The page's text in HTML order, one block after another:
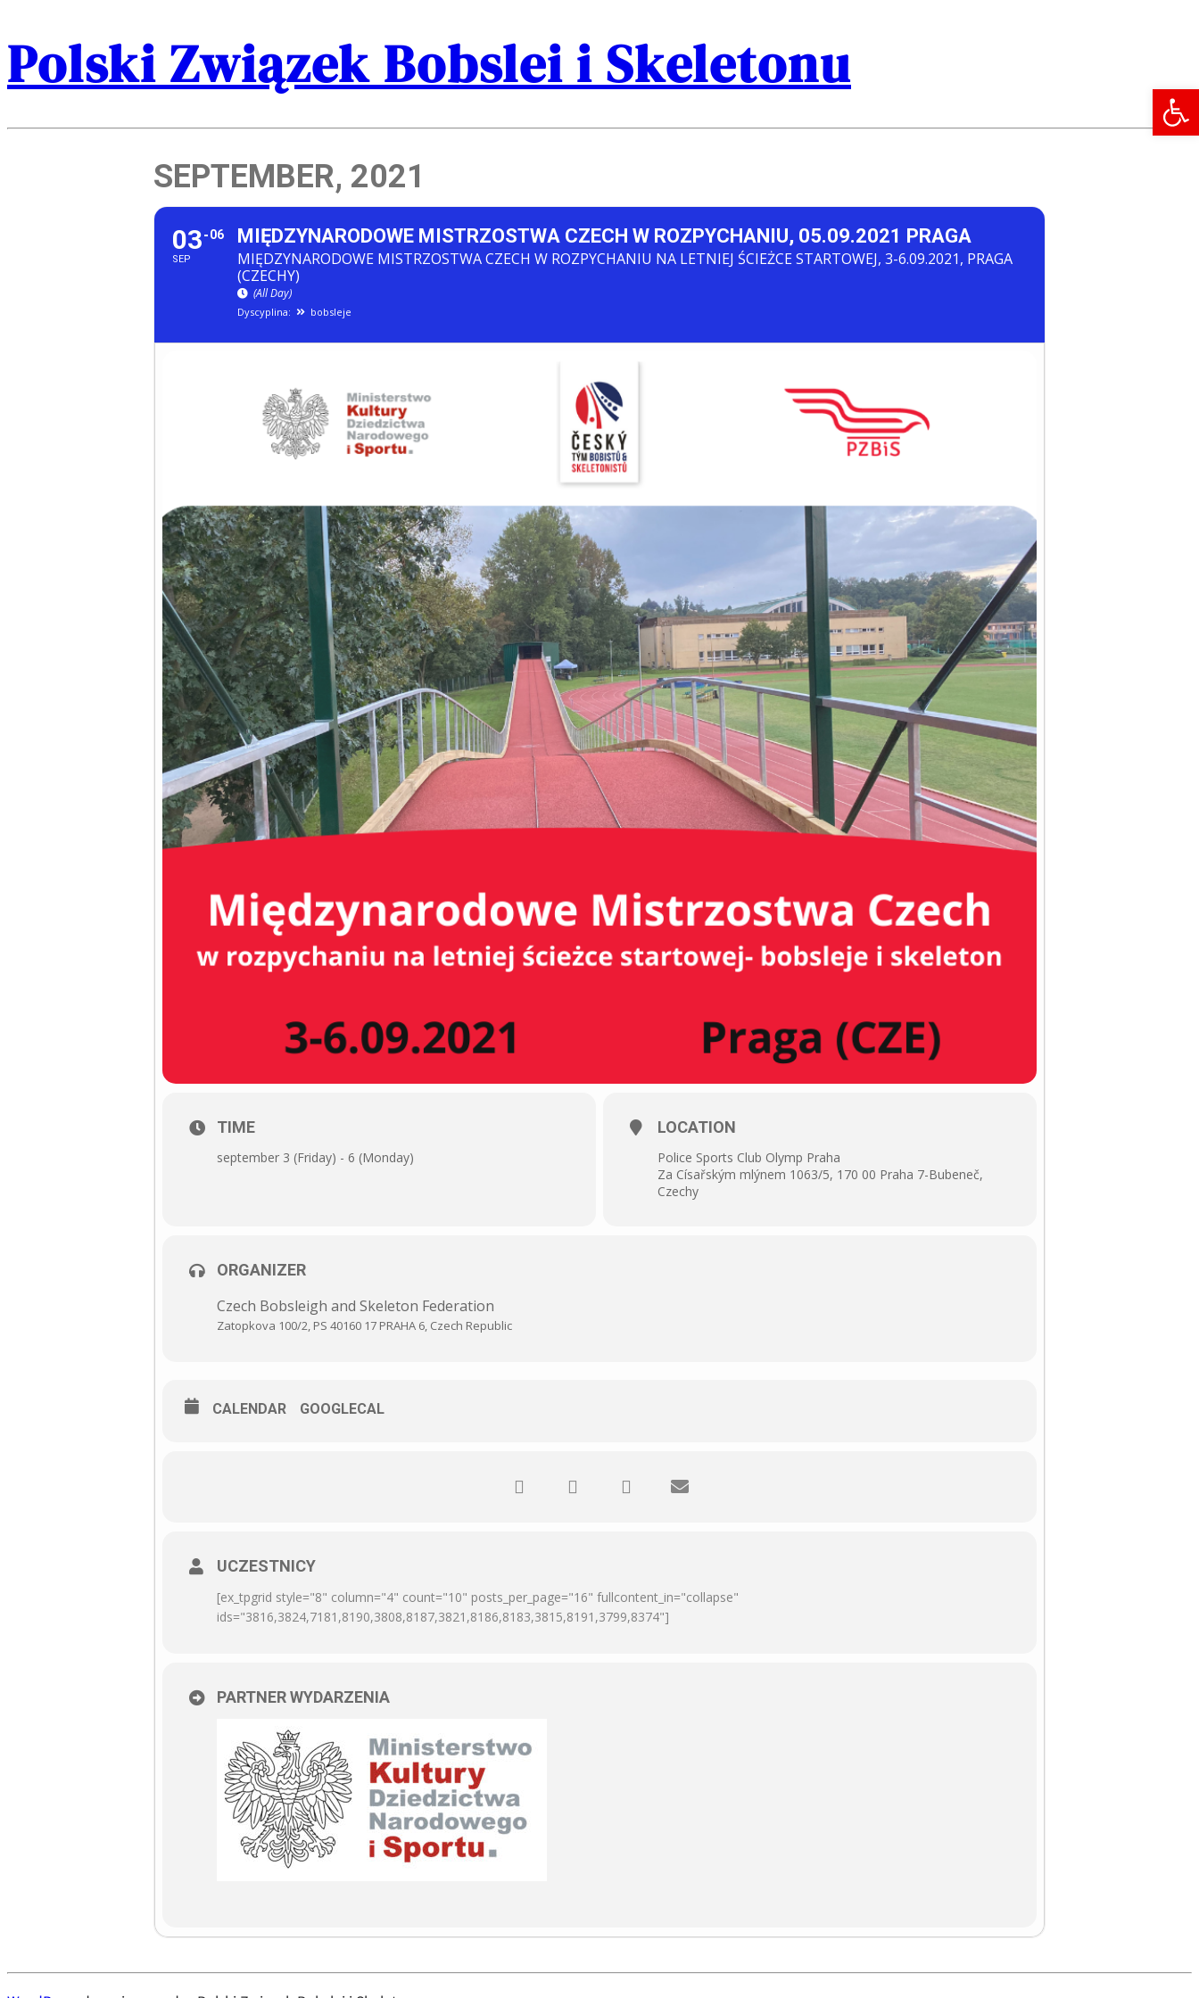
Polski Związek Bobslei i Skeletonu
SEPTEMBER, 2021
03
SEP
06 MIĘDZYNARODOWE MISTRZOSTWA CZECH W ROZPYCHANIU, 05.09.2021 PRAGA
MIĘDZYNARODOWE MISTRZOSTWA CZECH W ROZPYCHANIU NA LETNIEJ ŚCIEŻCE STARTOWEJ, 3-6.09.2021, PRAGA
(CZECHY)
(All Day)
Dyscyplina: bobsleje
TIME
september 3 (Friday) - 6 (Monday)
LOCATION
Police Sports Club Olymp Praha
Za Císařským mlýnem 1063/5, 170 00 Praha 7-Bubeneč,
Czechy
ORGANIZER
Czech Bobsleigh and Skeleton Federation
Zatopkova 100/2, PS 40160 17 PRAHA 6, Czech Republic
CALENDAR GOOGLECAL
UCZESTNICY
[ex_tpgrid style="8" column="4" count="10" posts_per_page="16" fullcontent_in="collapse"
ids="3816,3824,7181,8190,3808,8187,3821,8186,8183,3815,8191,3799,8374"]
PARTNER WYDARZENIA